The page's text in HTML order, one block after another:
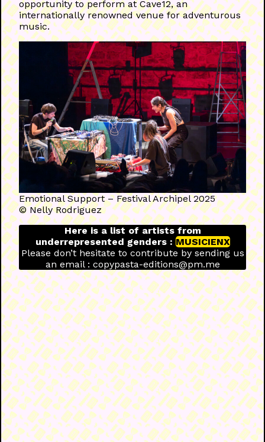
opportunity to perform at Cave12, an
internationally renowned venue for adventurous
music.
Emotional Support – Festival Archipel 2025
© Nelly Rodriguez
Here is a list of artists from
underrepresented genders : MUSICIENX
Please don’t hesitate to contribute by sending us
an email : copypasta-editions@pm.me